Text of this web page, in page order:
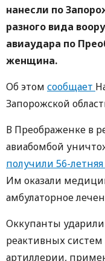
нанесли по
разного вида
авиаудара по
женщина.
Об этом сообщает
Запорожской
В Преображенке в
авиабомбой
получили 56-
Им оказали
амбулаторное
Оккупанты
реактивных систем
артиллерии,